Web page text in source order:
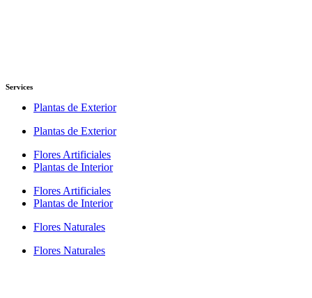
Services
Plantas de Exterior
Plantas de Exterior
Flores Artificiales
Plantas de Interior
Flores Artificiales
Plantas de Interior
Flores Naturales
Flores Naturales